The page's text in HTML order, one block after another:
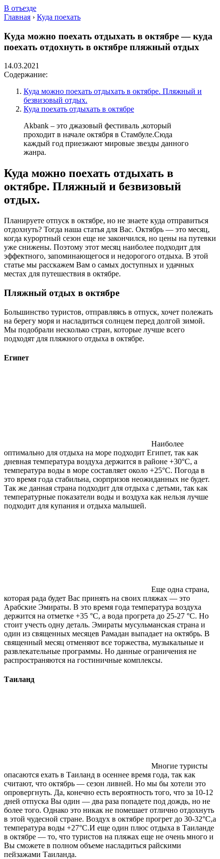
В отъезде
Главная › Куда поехать
Куда можно поехать отдыхать в октябре — куда
поехать отдохнуть в октябре пляжный отдых
14.03.2021
Содержание:
Куда можно поехать отдыхать в октябре. Пляжный и
безвизовый отдых.
Куда поехать отдыхать в октябре
Akbank – это джазовый фестиваль ,который
проходит в начале октября в Стамбуле.Сюда
каждый год приезжают мировые звезды данного
жанра.
Куда можно поехать отдыхать в
октябре. Пляжный и безвизовый
отдых.
Планируете отпуск в октябре, но не знаете куда отправиться
отдохнуть? Тогда наша статья для Вас. Октябрь — это месяц,
когда курортный сезон еще не закончился, но цены на путевки
уже снижены. Поэтому этот месяц наиболее подходит для
эффектного, запоминающегося и недорогого отдыха. В этой
статье мы расскажем Вам о самых доступных и удачных
местах для путешествия в октябре.
Пляжный отдых в октябре
Большинство туристов, отправляясь в отпуск, хочет полежать
на берегу моря и насладиться солнцем перед долгой зимой.
Мы подобрали несколько стран, которые лучше всего
подходят для пляжного отдыха в октябре.
Египет
Наиболее
оптимально для отдыха на море подходит Египет, так как
дневная температура воздуха держится в районе +30°С, а
температура воды в море составляет около +25°С. Погода в
это время года стабильна, сюрпризов неожиданных не будет.
Так же данная страна подходит для отдыха с детьми, так как
температурные показатели воды и воздуха как нельзя лучше
подходит для купания и отдыха малышей.
Еще одна страна,
которая рада будет Вас принять на своих пляжах — это
Арабские Эмираты. В это время года температура воздуха
держится на отметке +35 °С, а вода прогрета до 25-27 °С. Но
стоит учесть одну деталь. Эмираты мусульманская страна и
один из священных месяцев Рамадан выпадает на октябрь. В
священный месяц отменяют все торжества, музыкальные и
развлекательные программы. Но данные ограничения не
распространяются на гостиничные комплексы.
Таиланд
Многие туристы
опасаются ехать в Таиланд в осеннее время года, так как
считают, что октябрь — сезон ливней. Но мы бы хотели это
опровергнуть. Да, конечно есть вероятность того, что за 10-12
дней отпуска Вы один — два раза попадете под дождь, но не
более того. Однако это никак не помешает отлично отдохнуть
в этой чудесной стране. Воздух в октябре прогрет до 30-32°С,а
температура воды +27°С.И еще один плюс отдыха в Таиланде
в октябре — то, что туристов на пляжах еще не очень много и
Вы сможете в полном объеме насладиться райскими
пейзажами Таиланда.